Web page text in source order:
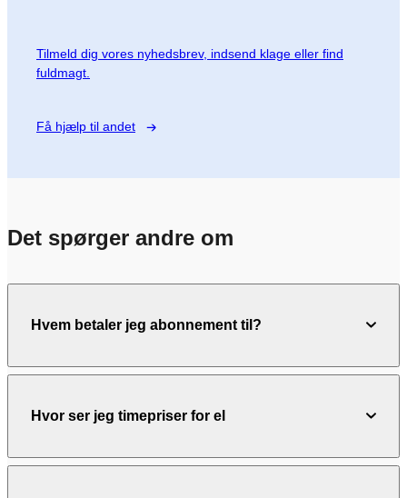
Tilmeld dig vores nyhedsbrev, indsend klage eller find
fuldmagt.
Få hjælp til andet
Det spørger andre om
Hvem betaler jeg abonnement til?
Hvor ser jeg timepriser for el